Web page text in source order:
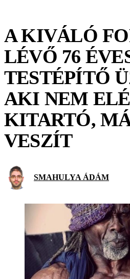
A KIVÁLÓ
LÉVŐ 76
TESTÉPÍTŐ
AKI NEM
KITARTÓ,
VESZÍT
SMAHULYA ÁDÁM